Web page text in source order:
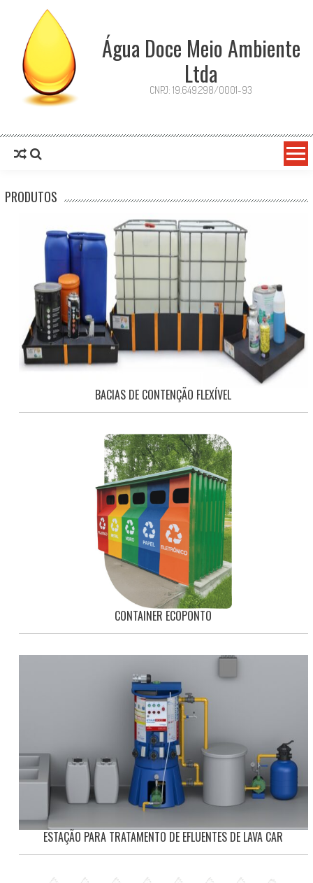
Água Doce Meio Ambiente
Ltda
CNPJ: 19.649.298/0001-93
PRODUTOS
BACIAS DE CONTENÇÃO FLEXÍVEL
CONTAINER ECOPONTO
ESTAÇÃO PARA TRATAMENTO DE EFLUENTES DE LAVA CAR